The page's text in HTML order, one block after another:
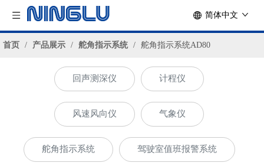
简体中文
首页 / 产品展示 / 舵角指示系统 / 舵角指示系统AD80
回声测深仪 计程仪
风速风向仪 气象仪
舵角指示系统 驾驶室值班报警系统